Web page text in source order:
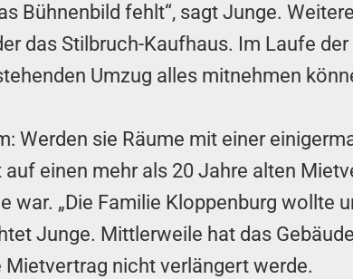
Bühnenbild fehlt“, sagt Junge.
das Stilbruch-Kaufhaus. Im Laufe
Umzug alles mitnehmen
Werden sie Räume mit einer
einen mehr als 20 Jahre alten
war. „Die Familie Kloppenburg wollte
Junge. Mittlerweile hat das
nicht verlängert werde.